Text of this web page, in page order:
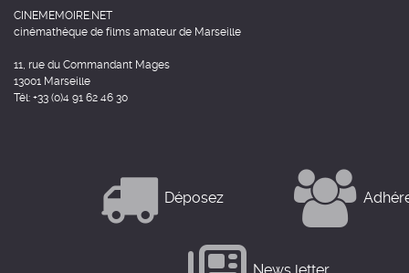
CINEMEMOIRE.NET
cinémathèque de films amateur de Marseille
11, rue du Commandant Mages
13001 Marseille
Tél: +33 (0)4 91 62 46 30
Déposez